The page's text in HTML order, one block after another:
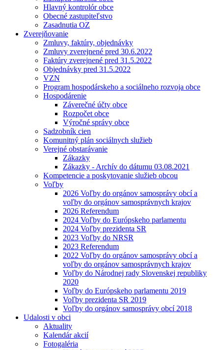
Hlavný kontrolór obce
Obecné zastupiteľstvo
Zasadnutia OZ
Zverejňovanie
Zmluvy, faktúry, objednávky
Zmluvy zverejnené pred 30.6.2022
Faktúry zverejnené pred 31.5.2022
Objednávky pred 31.5.2022
VZN
Program hospodárskeho a sociálneho rozvoja obce
Hospodárenie
Záverečné účty obce
Rozpočet obce
Výročné správy obce
Sadzobník cien
Komunitný plán sociálnych služieb
Verejné obstarávanie
Zákazky
Zákazky - Archív do dátumu 03.08.2021
Kompetencie a poskytovanie služieb obcou
Voľby
2026 Voľby do orgánov samosprávy obcí a
voľby do orgánov samosprávnych krajov
2026 Referendum
2024 Voľby do Európskeho parlamentu
2024 Voľby prezidenta SR
2023 Voľby do NRSR
2023 Referendum
2022 Voľby do orgánov samosprávy obcí a
voľby do orgánov samosprávnych krajov
Voľby do Národnej rady Slovenskej republiky
2020
Voľby do Európskeho parlamentu 2019
Voľby prezidenta SR 2019
Voľby do orgánov samosprávy obcí 2018
Udalosti v obci
Aktuality
Kalendár akcií
Fotogaléria